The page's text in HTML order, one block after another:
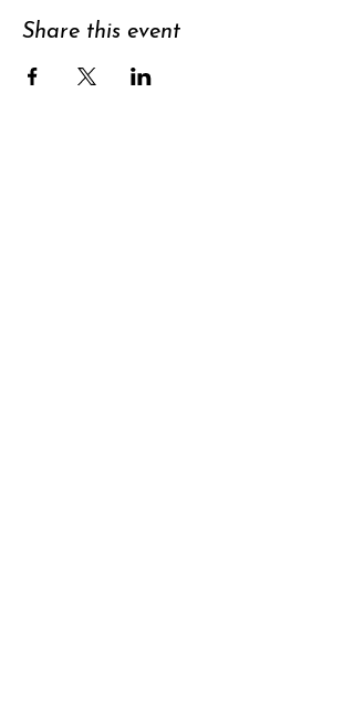
Share this event